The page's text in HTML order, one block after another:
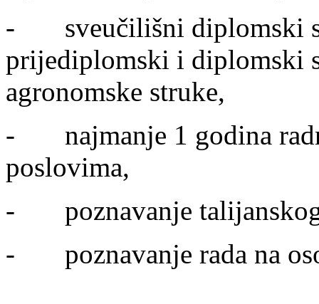
- sveučilišni diplomski
prijediplomski i diplomski
agronomske struke,
- najmanje 1 godina
poslovima,
- poznavanje
- poznavanje rada na